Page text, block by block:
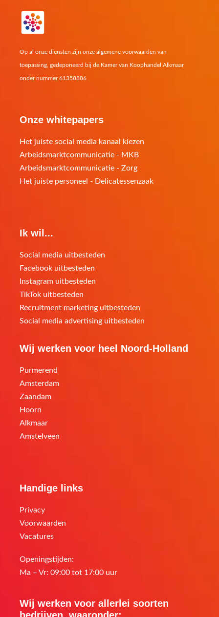
o
o
k
r
a
p
p
Op al onze diensten zijn onze algemene voorwaarden van
toepassing, gedeponeerd bij de Kamer van Koophandel Alkmaar
onder nummer 61358886
Onze whitepapers
Het juiste social media kanaal kiezen
Arbeidsmarktcommunicatie - MKB
Arbeidsmarktcommunicatie - Zorg
Het juiste personeel - Delicatessenzaak
Ik wil...
Social media uitbesteden
Facebook uitbesteden
Instagram uitbesteden
TikTok uitbesteden
Recruitment marketing uitbesteden
Social media advertising uitbesteden
Wij werken voor heel Noord-Holland
Purmerend
Amsterdam
Zaandam
Hoorn
Alkmaar
Amstelveen
Handige links
Privacy
Voorwaarden
Vacatures
Openingstijden:
Ma – Vr: 09:00 tot 17:00 uur
Wij werken voor allerlei soorten